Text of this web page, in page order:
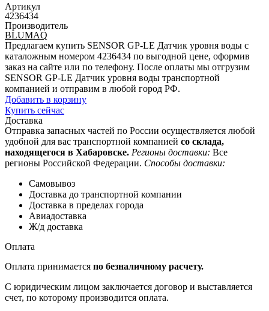
Артикул
4236434
Производитель
BLUMAQ
Предлагаем купить SENSOR GP-LE Датчик уровня воды с
каталожным номером 4236434 по выгодной цене, оформив
заказ на сайте или по телефону. После оплаты мы отгрузим
SENSOR GP-LE Датчик уровня воды транспортной
компанией и отправим в любой город РФ.
Добавить в корзину
Купить сейчас
Доставка
Отправка запасных частей по России осуществляется любой
удобной для вас транспортной компанией со склада,
находящегося в Хабаровске. Регионы доставки: Все
регионы Российской Федерации. Способы доставки:
Самовывоз
Доставка до транспортной компании
Доставка в пределах города
Авиадоставка
Ж/д доставка
Оплата
Оплата принимается по безналичному расчету.
С юридическим лицом заключается договор и выставляется
счет, по которому производится оплата.